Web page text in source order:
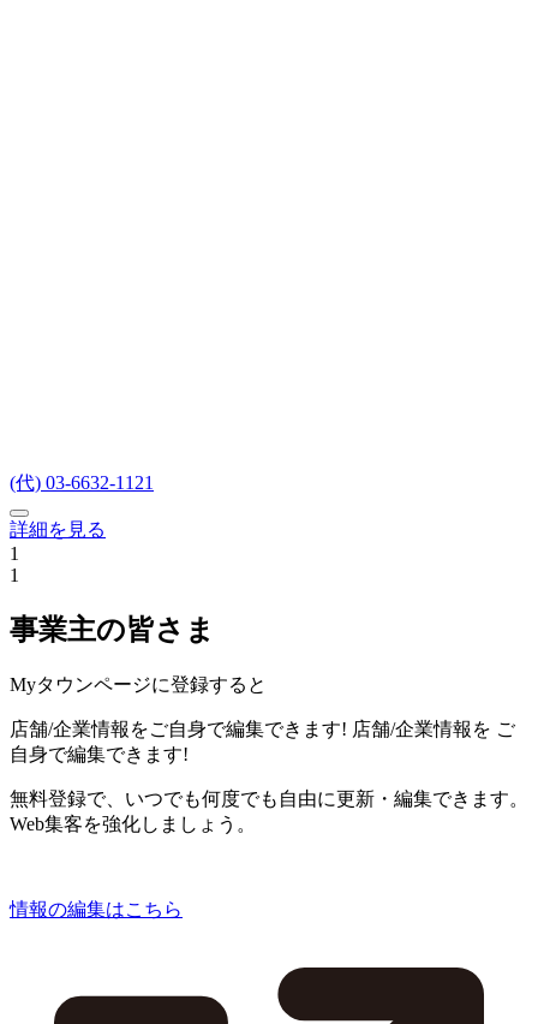
(代) 03-6632-1121
詳細を見る
1
1
事業主の皆さま
Myタウンページに登録すると
店舗/企業情報をご自身で編集できます! 店舗/企業情報を ご
自身で編集できます!
無料登録で、いつでも何度でも自由に更新・編集できます。
Web集客を強化しましょう。
情報の編集はこちら